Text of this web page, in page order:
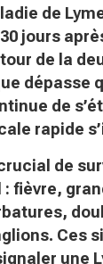
de
jours
de la
dépasse
de
rapide
de
fièvre,
Ces
une